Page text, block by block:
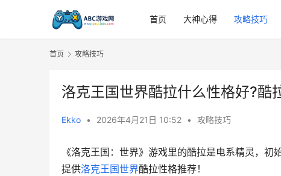
首页 大神心得 攻略技巧
首页 攻略技巧
洛克王国世界酷拉什么性格好?酷
Ekko • 2026年4月21日 10:52 • 攻略技巧
《洛克王国：世界》游戏里的酷拉是电系精灵，
提供洛克王国世界酷拉性格推荐！